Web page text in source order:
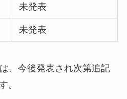
未発表
未発表
、今後発表され次第追記
。